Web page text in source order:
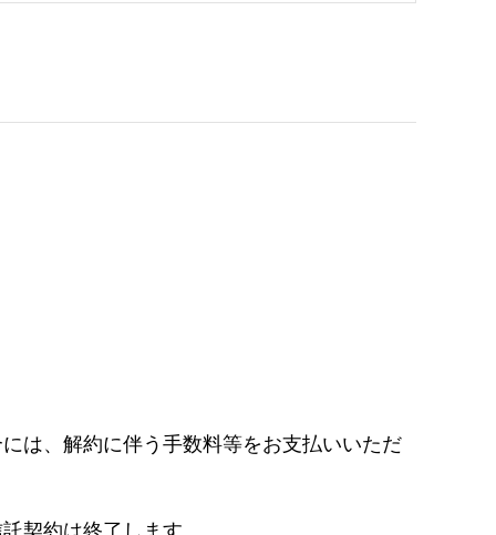
は、解約に伴う手数料等をお支払いいただ
契約は終了します。